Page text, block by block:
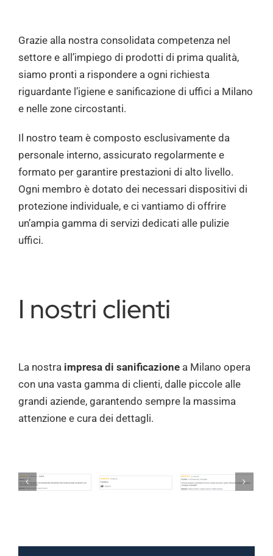
Grazie alla nostra consolidata competenza nel
settore e all’impiego di prodotti di prima qualità,
siamo pronti a rispondere a ogni richiesta
riguardante l’igiene e sanificazione di uffici a Milano
e nelle zone circostanti.
Il nostro team è composto esclusivamente da
personale interno, assicurato regolarmente e
formato per garantire prestazioni di alto livello.
Ogni membro è dotato dei necessari dispositivi di
protezione individuale, e ci vantiamo di offrire
un’ampia gamma di servizi dedicati alle pulizie
uffici.
I nostri clienti
La nostra impresa di sanificazione a Milano opera
con una vasta gamma di clienti, dalle piccole alle
grandi aziende, garantendo sempre la massima
attenzione e cura dei dettagli.